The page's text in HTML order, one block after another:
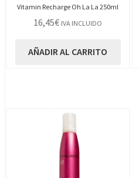
Vitamin Recharge Oh La La 250ml
16,45€ IVA INCLUIDO
AÑADIR AL CARRITO